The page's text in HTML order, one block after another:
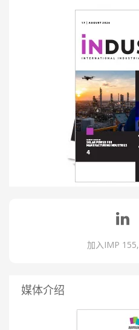
加入IMP
媒体介绍